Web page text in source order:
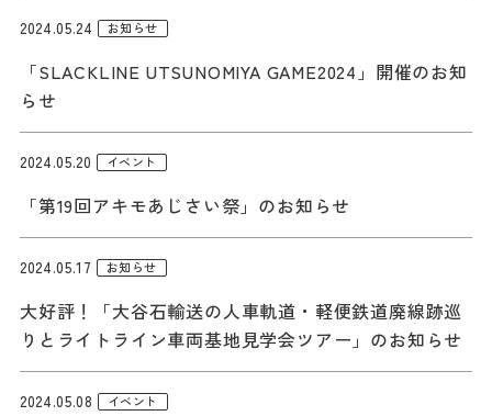
「SLACKLINE UTSUNOMIYA GAME2024」開催のお知
らせ
2024.05.24 お知らせ
「第19回アキモあじさい祭」のお知らせ
2024.05.20 イベント
大好評！「大谷石輸送の人車軌道・軽便鉄道廃線跡巡
りとライトライン車両基地見学会ツアー」のお知らせ
2024.05.17 お知らせ
2024.05.08 イベント